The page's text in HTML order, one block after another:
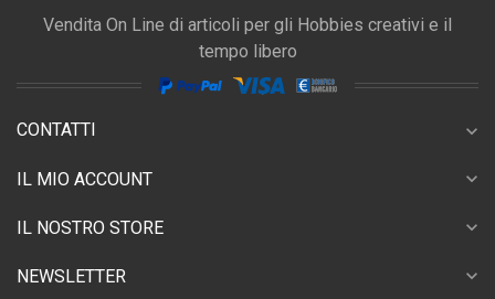
Vendita On Line di articoli per gli Hobbies creativi e il
tempo libero
CONTATTI expand_more
IL MIO ACCOUNT expand_more
IL NOSTRO STORE expand_more
NEWSLETTER expand_more